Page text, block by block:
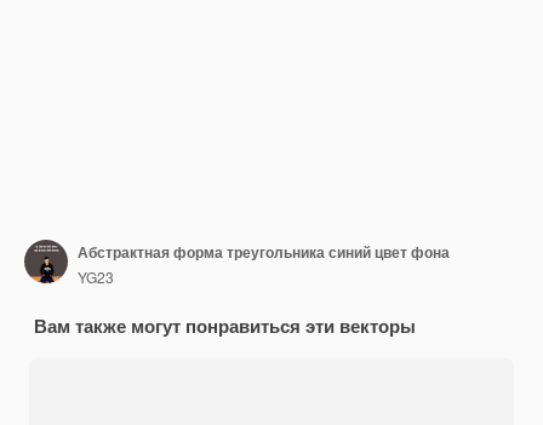
Абстрактная форма треугольника синий цвет фона
YG23
Вам также могут понравиться эти векторы